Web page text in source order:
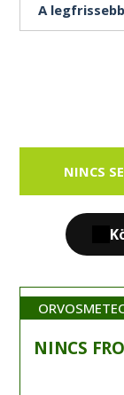
A
NINCS
NINCS